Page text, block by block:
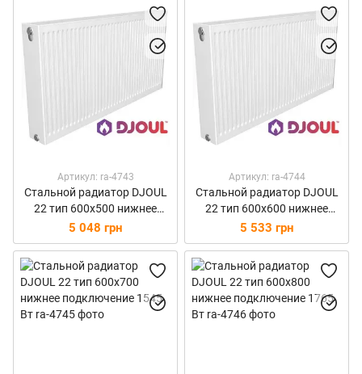
Артикул: ra-4743
Стальной радиатор DJOUL
22 тип 600х500 нижнее
подключение 1104 Вт
5 048 грн
Артикул: ra-4744
Стальной радиатор DJOUL
22 тип 600х600 нижнее
подключение 1325 Вт
5 533 грн